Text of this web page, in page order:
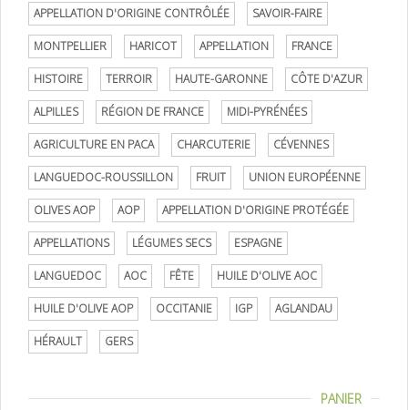
APPELLATION D'ORIGINE CONTRÔLÉE SAVOIR-FAIRE
MONTPELLIER HARICOT APPELLATION FRANCE
HISTOIRE TERROIR HAUTE-GARONNE CÔTE D'AZUR
ALPILLES RÉGION DE FRANCE MIDI-PYRÉNÉES
AGRICULTURE EN PACA CHARCUTERIE CÉVENNES
LANGUEDOC-ROUSSILLON FRUIT UNION EUROPÉENNE
OLIVES AOP AOP APPELLATION D'ORIGINE PROTÉGÉE
APPELLATIONS LÉGUMES SECS ESPAGNE
LANGUEDOC AOC FÊTE HUILE D'OLIVE AOC
HUILE D'OLIVE AOP OCCITANIE IGP AGLANDAU
HÉRAULT GERS
PANIER